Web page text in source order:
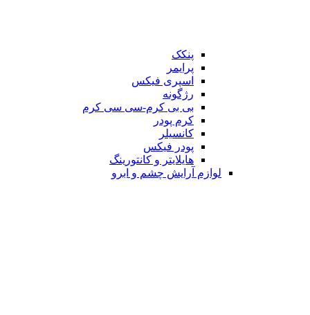
پنکک
پرایمر
اسپری فیکس
رژگونه
بی بی کرم-سی سی کرم
کرم پودر
کانسیلر
پودر فیکس
هایلایتر و کانتورینگ
لوازم آرایش چشم و ابرو